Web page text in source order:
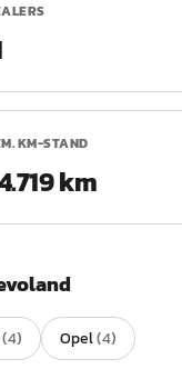
KM-STAND
km
(4) Opel(4)